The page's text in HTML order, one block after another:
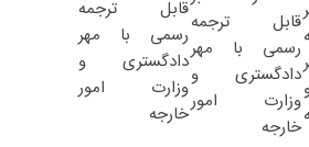
قابل ترجمه
رسمی با مهر
دادگستری و
وزارت امور
خارجه
قابل ترجمه
رسمی با مهر
دادگستری و
وزارت امور
خارجه